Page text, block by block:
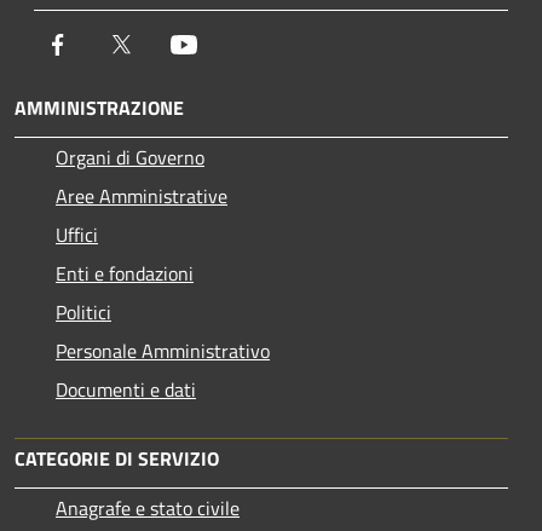
Facebook Twitter
AMMINISTRAZIONE
Organi di Governo
Aree Amministrative
Uffici
Enti e fondazioni
Politici
Personale Amministrativo
Documenti e dati
CATEGORIE DI SERVIZIO
Anagrafe e stato civile